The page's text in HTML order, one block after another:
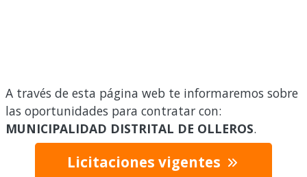
A través de esta página web te informaremos sobre
las oportunidades para contratar con:
MUNICIPALIDAD DISTRITAL DE OLLEROS.
Licitaciones vigentes